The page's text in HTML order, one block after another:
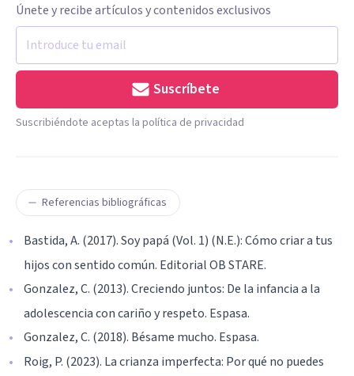
Únete y recibe artículos y contenidos exclusivos
Suscríbete
Suscribiéndote aceptas la política de privacidad
Referencias bibliográficas
Bastida, A. (2017). Soy papá (Vol. 1) (N.E.): Cómo criar a tus
hijos con sentido común. Editorial OB STARE.
Gonzalez, C. (2013). Creciendo juntos: De la infancia a la
adolescencia con cariño y respeto. Espasa.
Gonzalez, C. (2018). Bésame mucho. Espasa.
Roig, P. (2023). La crianza imperfecta: Por qué no puedes